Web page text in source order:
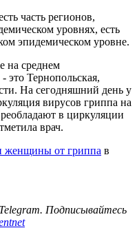
часть регионов,
уровнях, есть
эпидемическом уровне.
на среднем
это Тернопольская,
На сегодняшний день у
вирусов гриппа на
в циркуляции
врач.
женщины от гриппа в
Подписывайтесь